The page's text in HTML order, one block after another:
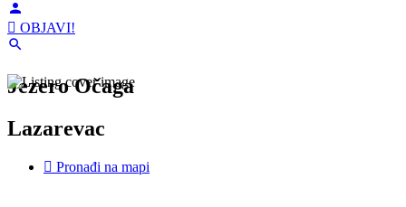
OBJAVI!
Jezero Očaga
Lazarevac
Pronađi na mapi